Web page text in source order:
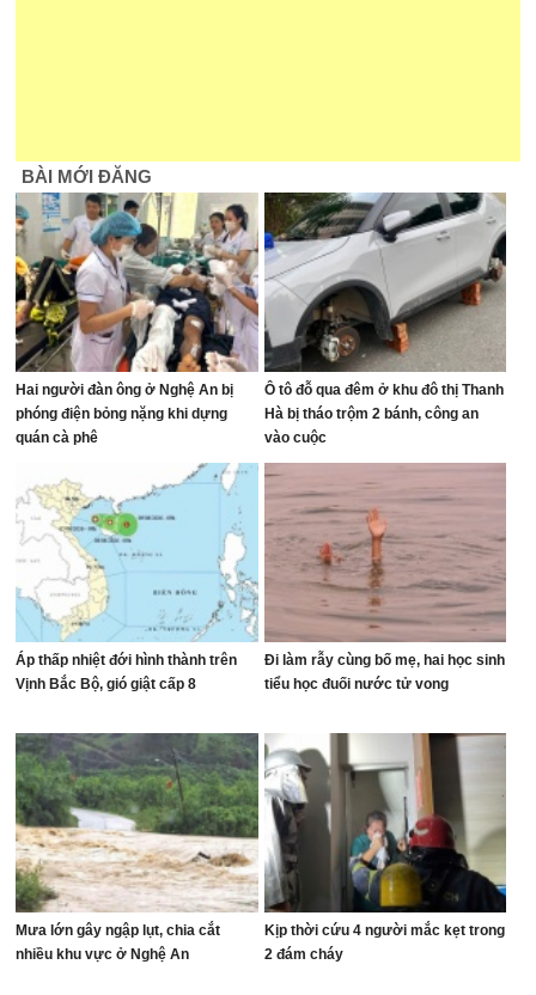
BÀI MỚI ĐĂNG
Hai người đàn ông ở Nghệ An bị
phóng điện bỏng nặng khi dựng
quán cà phê
Ô tô đỗ qua đêm ở khu đô thị Thanh
Hà bị tháo trộm 2 bánh, công an
vào cuộc
Áp thấp nhiệt đới hình thành trên
Vịnh Bắc Bộ, gió giật cấp 8
Đi làm rẫy cùng bố mẹ, hai học sinh
tiểu học đuối nước tử vong
Mưa lớn gây ngập lụt, chia cắt
nhiều khu vực ở Nghệ An
Kịp thời cứu 4 người mắc kẹt trong
2 đám cháy